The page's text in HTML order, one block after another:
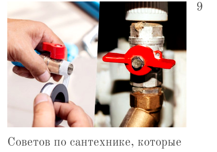
9
Советов по сантехнике, которые